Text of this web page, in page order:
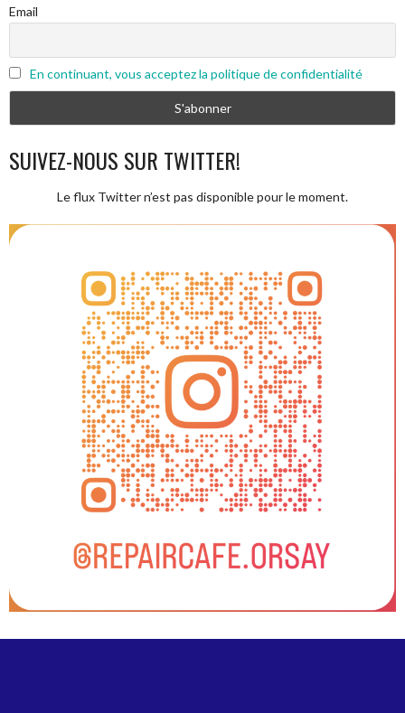
Email
En continuant, vous acceptez la politique de confidentialité
SUIVEZ-NOUS SUR TWITTER!
Le flux Twitter n’est pas disponible pour le moment.